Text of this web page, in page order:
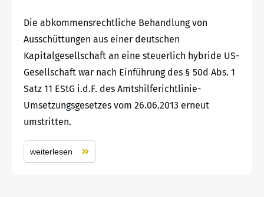
Die abkommensrechtliche Behandlung von
Ausschüttungen aus einer deutschen
Kapitalgesellschaft an eine steuerlich hybride US-
Gesellschaft war nach Einführung des § 50d Abs. 1
Satz 11 EStG i.d.F. des Amtshilferichtlinie-
Umsetzungsgesetzes vom 26.06.2013 erneut
umstritten.
weiterlesen